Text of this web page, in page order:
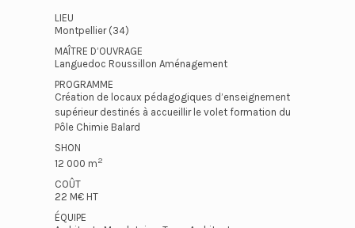
LIEU
Montpellier (34)
MAÎTRE D’OUVRAGE
Languedoc Roussillon Aménagement
PROGRAMME
Création de locaux pédagogiques d’enseignement
supérieur destinés à accueillir le volet formation du
Pôle Chimie Balard
SHON
12 000 m2
COÛT
22 M€ HT
ÉQUIPE